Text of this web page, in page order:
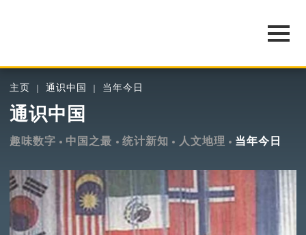
主页 通识中国 当年今日
通识中国
趣味数字 中国之最 统计新知 人文地理 当年今日